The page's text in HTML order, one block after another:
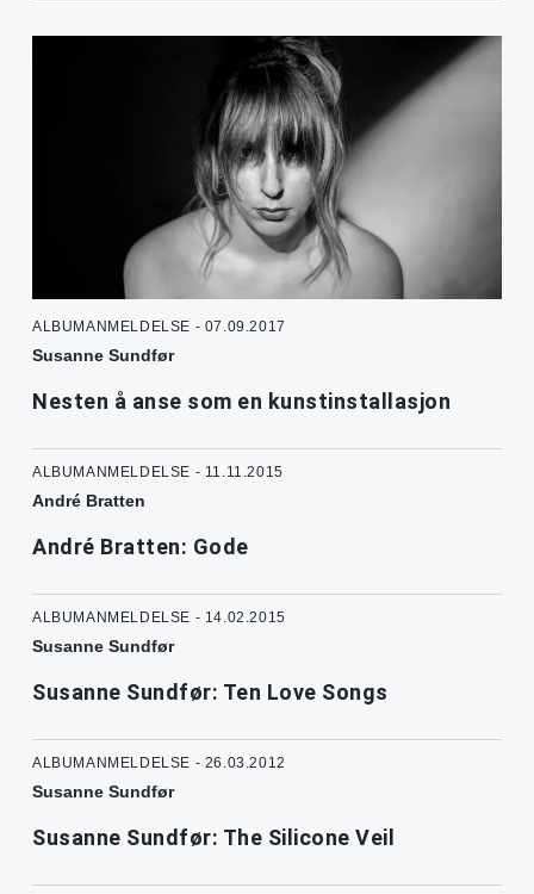
ALBUMANMELDELSE - 07.09.2017
Susanne Sundfør
Nesten å anse som en kunstinstallasjon
ALBUMANMELDELSE - 11.11.2015
André Bratten
André Bratten: Gode
ALBUMANMELDELSE - 14.02.2015
Susanne Sundfør
Susanne Sundfør: Ten Love Songs
ALBUMANMELDELSE - 26.03.2012
Susanne Sundfør
Susanne Sundfør: The Silicone Veil